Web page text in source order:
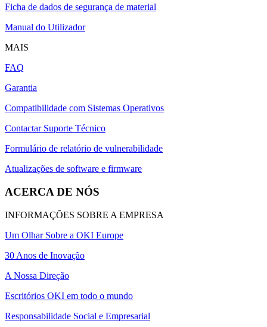
Ficha de dados de segurança de material
Manual do Utilizador
MAIS
FAQ
Garantia
Compatibilidade com Sistemas Operativos
Contactar Suporte Técnico
Formulário de relatório de vulnerabilidade
Atualizações de software e firmware
ACERCA DE NÓS
INFORMAÇÕES SOBRE A EMPRESA
Um Olhar Sobre a OKI Europe
30 Anos de Inovação
A Nossa Direção
Escritórios OKI em todo o mundo
Responsabilidade Social e Empresarial